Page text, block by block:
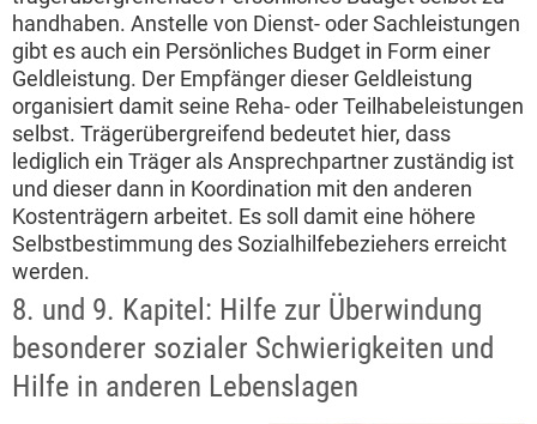
handhaben. Anstelle von Dienst- oder Sachleistungen
gibt es auch ein Persönliches Budget in Form einer
Geldleistung. Der Empfänger dieser Geldleistung
organisiert damit seine Reha- oder Teilhabeleistungen
selbst. Trägerübergreifend bedeutet hier, dass
lediglich ein Träger als Ansprechpartner zuständig ist
und dieser dann in Koordination mit den anderen
Kostenträgern arbeitet. Es soll damit eine höhere
Selbstbestimmung des Sozialhilfebeziehers erreicht
werden.
8. und 9. Kapitel: Hilfe zur Überwindung
besonderer sozialer Schwierigkeiten und
Hilfe in anderen Lebenslagen